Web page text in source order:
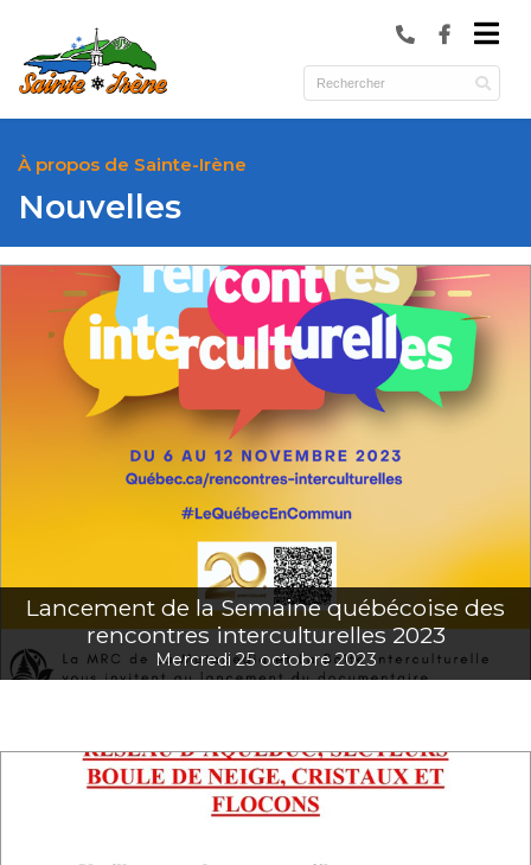
(Municipalité )
À propos de Sainte-Irène
Nouvelles
Lancement de la Semaine québécoise des
rencontres interculturelles 2023
Mercredi 25 octobre 2023